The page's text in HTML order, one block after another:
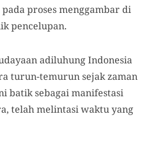
proses menggambar di
pencelupan.
adiluhung Indonesia
turun-temurun sejak zaman
batik sebagai manifestasi
telah melintasi waktu yang